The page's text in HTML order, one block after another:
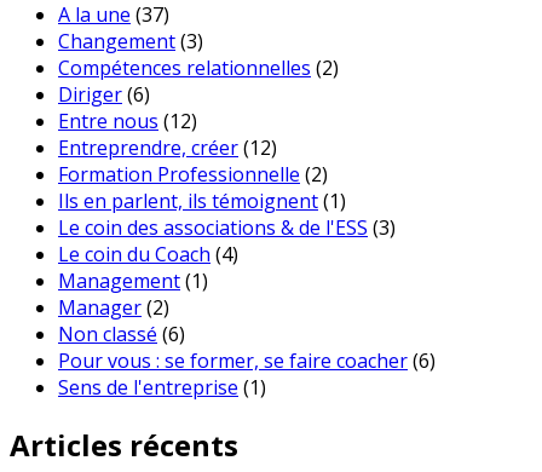
A la une (37)
Changement(3)
Compétences relationnelles (2)
Diriger(6)
Entre nous (12)
Entreprendre, créer(12)
Formation Professionnelle (2)
Ils en parlent, ils témoignent(1)
Le coin des associations & de l'ESS (3)
Le coin du Coach (4)
Management(1)
Manager(2)
Non classé (6)
Pour vous : se former, se faire coacher(6)
Sens de l'entreprise (1)
Articles récents